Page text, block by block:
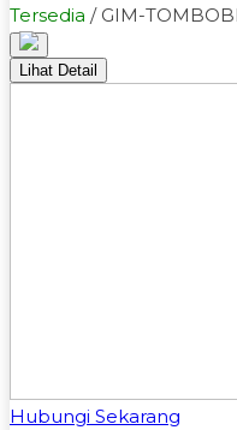
Tersedia / GIM-
Lihat Detail
Hubungi Sekarang